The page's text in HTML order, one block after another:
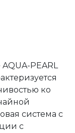
PEARL
ко
система с
с